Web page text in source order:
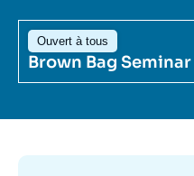
Événements
À propos de l'Ifri
L'Ifri en bref
Ouvert à tous
Brown Bag